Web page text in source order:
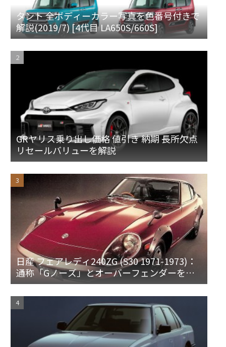
タント 全ボディーカラー写真を色番号付きで
解説(2019/7) [4代目 LA650S/660S]
GRヤリス乗り出し価格 値引き 納期 長所欠点
リセールバリューを解説
日産 フェアレディ240ZG (S30 1971-1973)：
通称「Gノーズ」とオーバーフェンダーを装
備した特別なZ